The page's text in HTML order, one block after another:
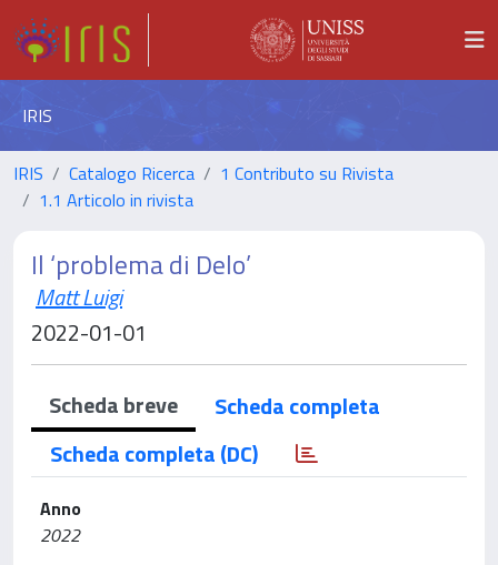
IRIS
IRIS Catalogo Ricerca
1 Contributo su Rivista
1.1 Articolo in rivista
Il ‘problema di Delo’
Matt Luigi
2022-01-01
Scheda breve
Scheda completa
Scheda completa (DC)
Anno
2022